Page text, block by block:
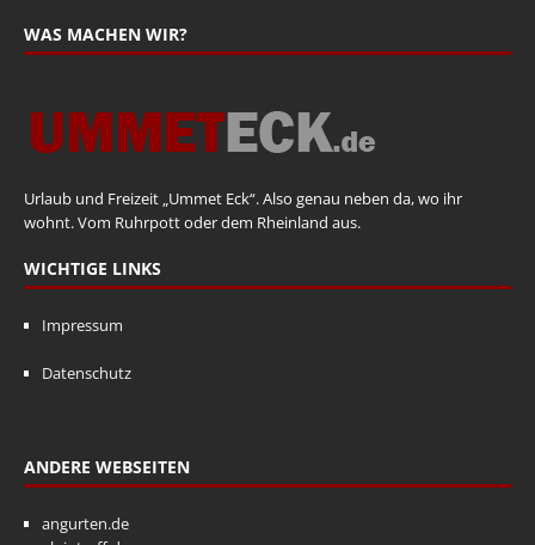
WAS MACHEN WIR?
Urlaub und Freizeit „Ummet Eck“. Also genau neben da, wo ihr
wohnt. Vom Ruhrpott oder dem Rheinland aus.
WICHTIGE LINKS
Impressum
Datenschutz
ANDERE WEBSEITEN
angurten.de